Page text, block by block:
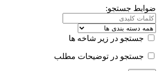
ضوابط جستجو:
جستجو در زیر شاخه ها
جستجو در توضیحات مطلب